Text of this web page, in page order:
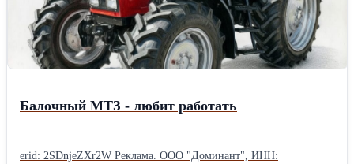
Балочный МТЗ - любит работать
erid: 2SDnjeZXr2W Реклама. ООО "Доминант", ИНН: